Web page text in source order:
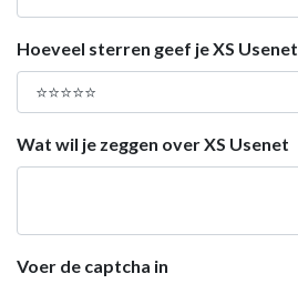
Hoeveel sterren geef je XS Usenet
Wat wil je zeggen over XS Usenet
Voer de captcha in